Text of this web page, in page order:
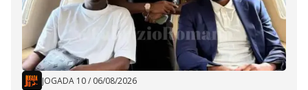
JOGADA 10/ 06/08/2026